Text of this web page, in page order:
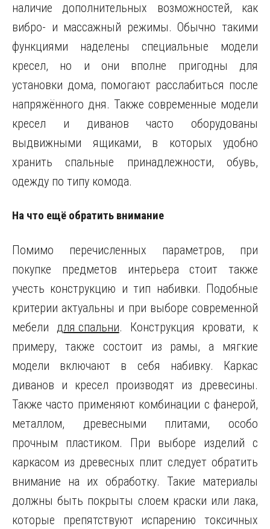
наличие дополнительных возможностей, как
вибро- и массажный режимы. Обычно такими
функциями наделены специальные модели
кресел, но и они вполне пригодны для
установки дома, помогают расслабиться после
напряжённого дня. Также современные модели
кресел и диванов часто оборудованы
выдвижными ящиками, в которых удобно
хранить спальные принадлежности, обувь,
одежду по типу комода.
На что ещё обратить внимание
Помимо перечисленных параметров, при
покупке предметов интерьера стоит также
учесть конструкцию и тип набивки. Подобные
критерии актуальны и при выборе современной
мебели для спальни. Конструкция кровати, к
примеру, также состоит из рамы, а мягкие
модели включают в себя набивку. Каркас
диванов и кресел производят из древесины.
Также часто применяют комбинации с фанерой,
металлом, древесными плитами, особо
прочным пластиком. При выборе изделий с
каркасом из древесных плит следует обратить
внимание на их обработку. Такие материалы
должны быть покрыты слоем краски или лака,
которые препятствуют испарению токсичных